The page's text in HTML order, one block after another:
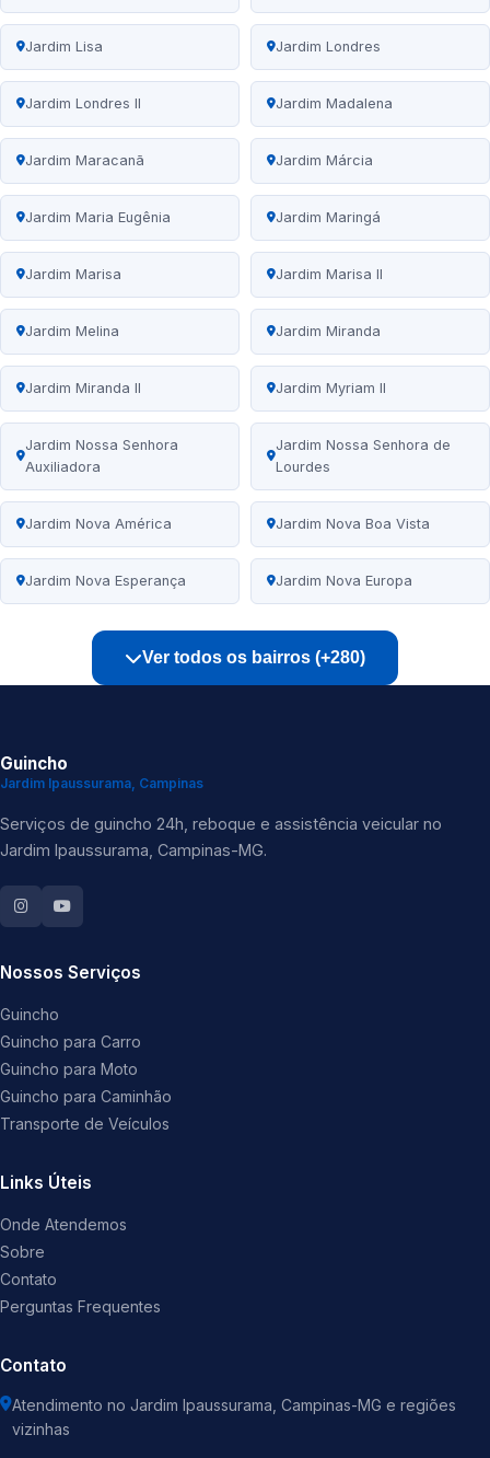
Jardim Lisa Jardim Londres
Jardim Londres II Jardim Madalena
Jardim Maracanã Jardim Márcia
Jardim Maria Eugênia Jardim Maringá
Jardim Marisa Jardim Marisa II
Jardim Melina Jardim Miranda
Jardim Miranda II Jardim Myriam II
Jardim Nossa Senhora
Auxiliadora
Jardim Nossa Senhora de
Lourdes
Jardim Nova América Jardim Nova Boa Vista
Jardim Nova Esperança Jardim Nova Europa
Ver todos os bairros (+280)
Guincho
Jardim Ipaussurama, Campinas
Serviços de guincho 24h, reboque e assistência veicular no
Jardim Ipaussurama, Campinas-MG.
Nossos Serviços
Guincho
Guincho para Carro
Guincho para Moto
Guincho para Caminhão
Transporte de Veículos
Links Úteis
Onde Atendemos
Sobre
Contato
Perguntas Frequentes
Contato
Atendimento no Jardim Ipaussurama, Campinas-MG e regiões
vizinhas